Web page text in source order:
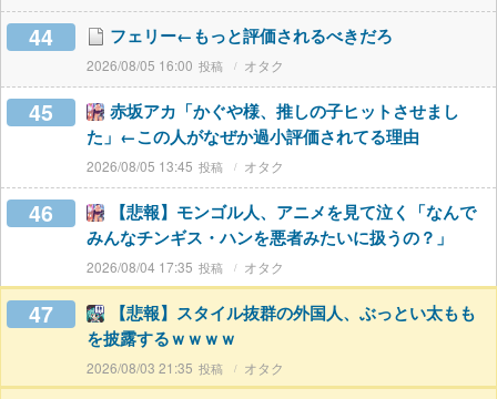
44 フェリー←もっと評価されるべきだろ
2026/08/05 16:00 オタク
45
赤坂アカ「かぐや様、推しの子ヒットさせまし
た」←この人がなぜか過小評価されてる理由
2026/08/05 13:45 オタク
46
【悲報】モンゴル人、アニメを見て泣く「なんで
みんなチンギス・ハンを悪者みたいに扱うの？」
2026/08/04 17:35 オタク
47
【悲報】スタイル抜群の外国人、ぶっとい太もも
を披露するｗｗｗｗ
2026/08/03 21:35 オタク